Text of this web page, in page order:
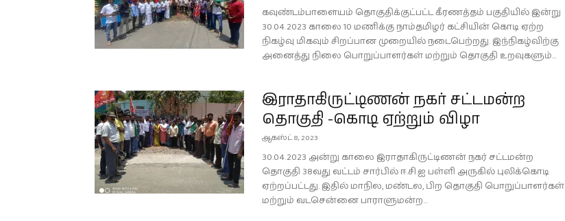
கவுண்டம்பாளையம் தொகுதிக்குட்பட்ட கீரணத்தம் பகுதியில் இன்று
30.04.2023 காலை 10 மணிக்கு நாம்தமிழர் கட்சியின் கொடி ஏற்ற
நிகழ்வு மிகவும் சிறப்பான முறையில் நடைபெற்றது. இந்நிகழ்விற்கு
அனைத்து நிலை பொறுப்பாளர்கள் மற்றும் தொகுதி உறவுகளும்...
இராதாகிருட்டிணன் நகர் சட்டமன்ற
தொகுதி -கொடி ஏற்றும் விழா
ஆகஸ்ட் 8, 2023
30.04.2023 அன்று காலை இராதாகிருட்டிணன் நகர் சட்டமன்ற
தொகுதி 38வது வட்டம் சார்பில் ஈ.சி.ஐ பள்ளி அருகில் புலிக்கொடி
ஏற்றப்பட்டது. இதில் மாநில, மண்டல, பிற தொகுதி பொறுப்பாளர்கள்
மற்றும் வடசென்னை பாராளுமன்ற...